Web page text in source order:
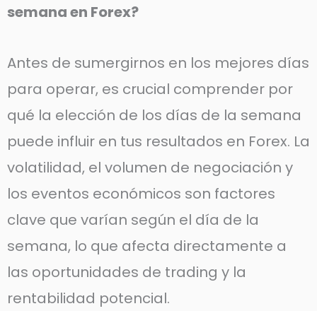
semana en Forex?
Antes de sumergirnos en los mejores días
para operar, es crucial comprender por
qué la elección de los días de la semana
puede influir en tus resultados en Forex. La
volatilidad, el volumen de negociación y
los eventos económicos son factores
clave que varían según el día de la
semana, lo que afecta directamente a
las oportunidades de trading y la
rentabilidad potencial.